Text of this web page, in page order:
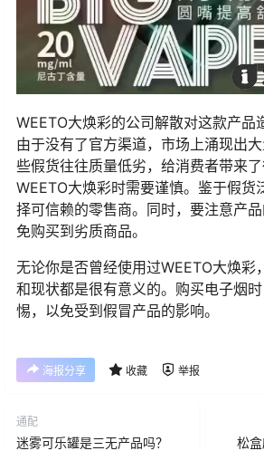
WEETO大焕彩的公司解散对这款产品
由于没有了官方渠道，市场上涌现出
些假货往往质量低劣，给消费者带来
WEETO大焕彩时需要谨慎。鉴于假货
择可信赖的零售商。同时，要注意产
免购买到劣质商品。
无论你是否曾经使用过WEETO大焕彩
和现状都是很有意义的。购买电子烟
惕，以免受到假冒产品的影响。
海报分享 收藏 举报
通配
迷雾可乐罐是三无产品吗？ 松盒